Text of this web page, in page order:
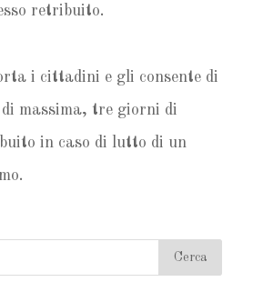
retribuito.
i cittadini e gli consente di
massima, tre giorni di
in caso di lutto di un